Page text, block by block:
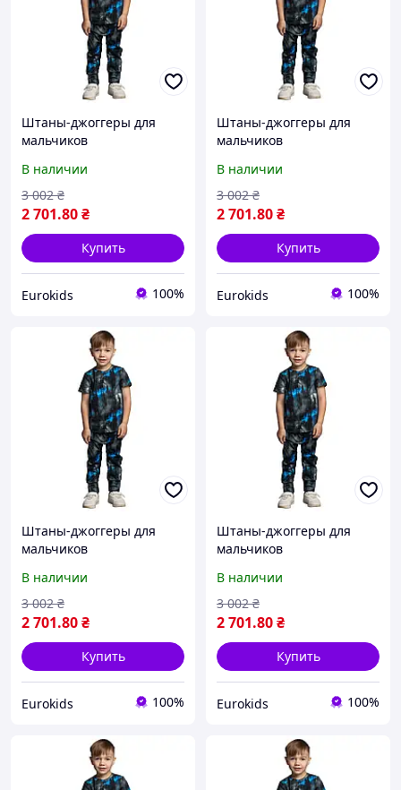
Штаны-джоггеры для
мальчиков
В наличии
2 701.80₴
3 002 ₴
Купить
Eurokids 100%
Штаны-джоггеры для
мальчиков
В наличии
2 701.80₴
3 002 ₴
Купить
Eurokids 100%
Штаны-джоггеры для
мальчиков
В наличии
2 701.80₴
3 002 ₴
Купить
Eurokids 100%
Штаны-джоггеры для
мальчиков
В наличии
2 701.80₴
3 002 ₴
Купить
Eurokids 100%